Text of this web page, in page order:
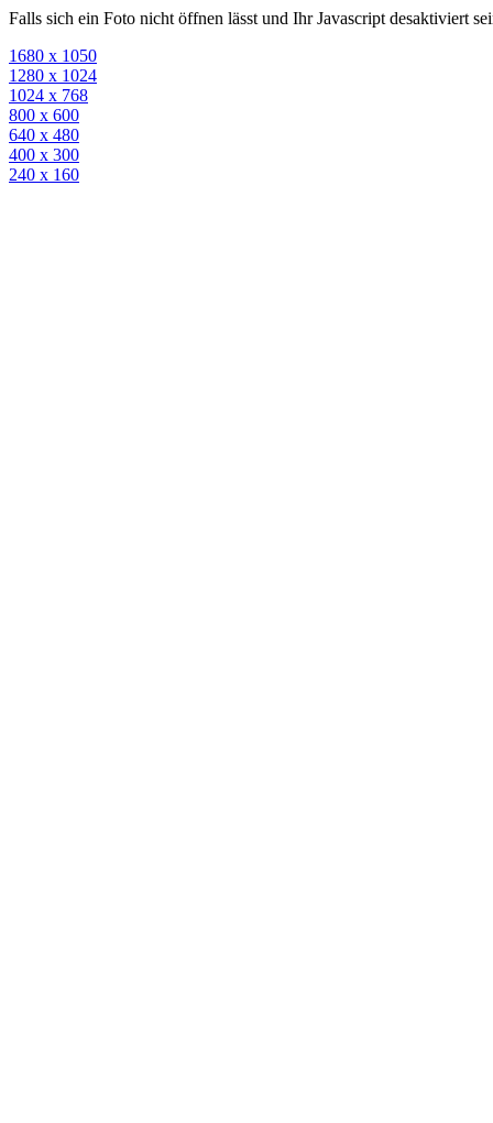
Falls sich ein Foto nicht öffnen lässt und Ihr Javascript desaktiviert
1680 x 1050
1280 x 1024
1024 x 768
800 x 600
640 x 480
400 x 300
240 x 160